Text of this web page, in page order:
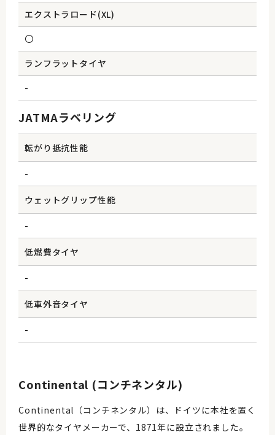
エクストラロード(XL)
〇
ランフラットタイヤ
-
JATMAラベリング
転がり抵抗性能
-
ウェットグリップ性能
-
低燃費タイヤ
-
低車外音タイヤ
-
Continental (コンチネンタル)
Continental（コンチネンタル）は、ドイツに本社を置く
世界的なタイヤメーカーで、1871年に設立されました。